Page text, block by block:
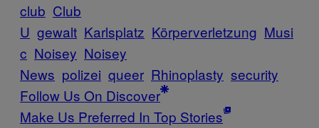
club Club
U gewalt Karlsplatz Körperverletzung Musi
c Noisey Noisey
News polizei queer Rhinoplasty security
Follow Us On Discover
Make Us Preferred In Top Stories